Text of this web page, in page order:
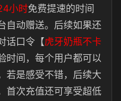
小时免费提速的时间
自动赠送。后续如果还
话口令【虎牙奶瓶不卡
时间，每个用户都可以
若是感受不错，后续大
首次充值还可享受超低